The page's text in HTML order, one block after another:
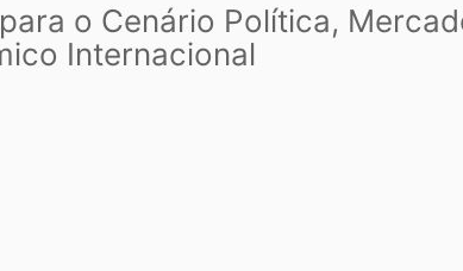
o Cenário Política,
Internacional